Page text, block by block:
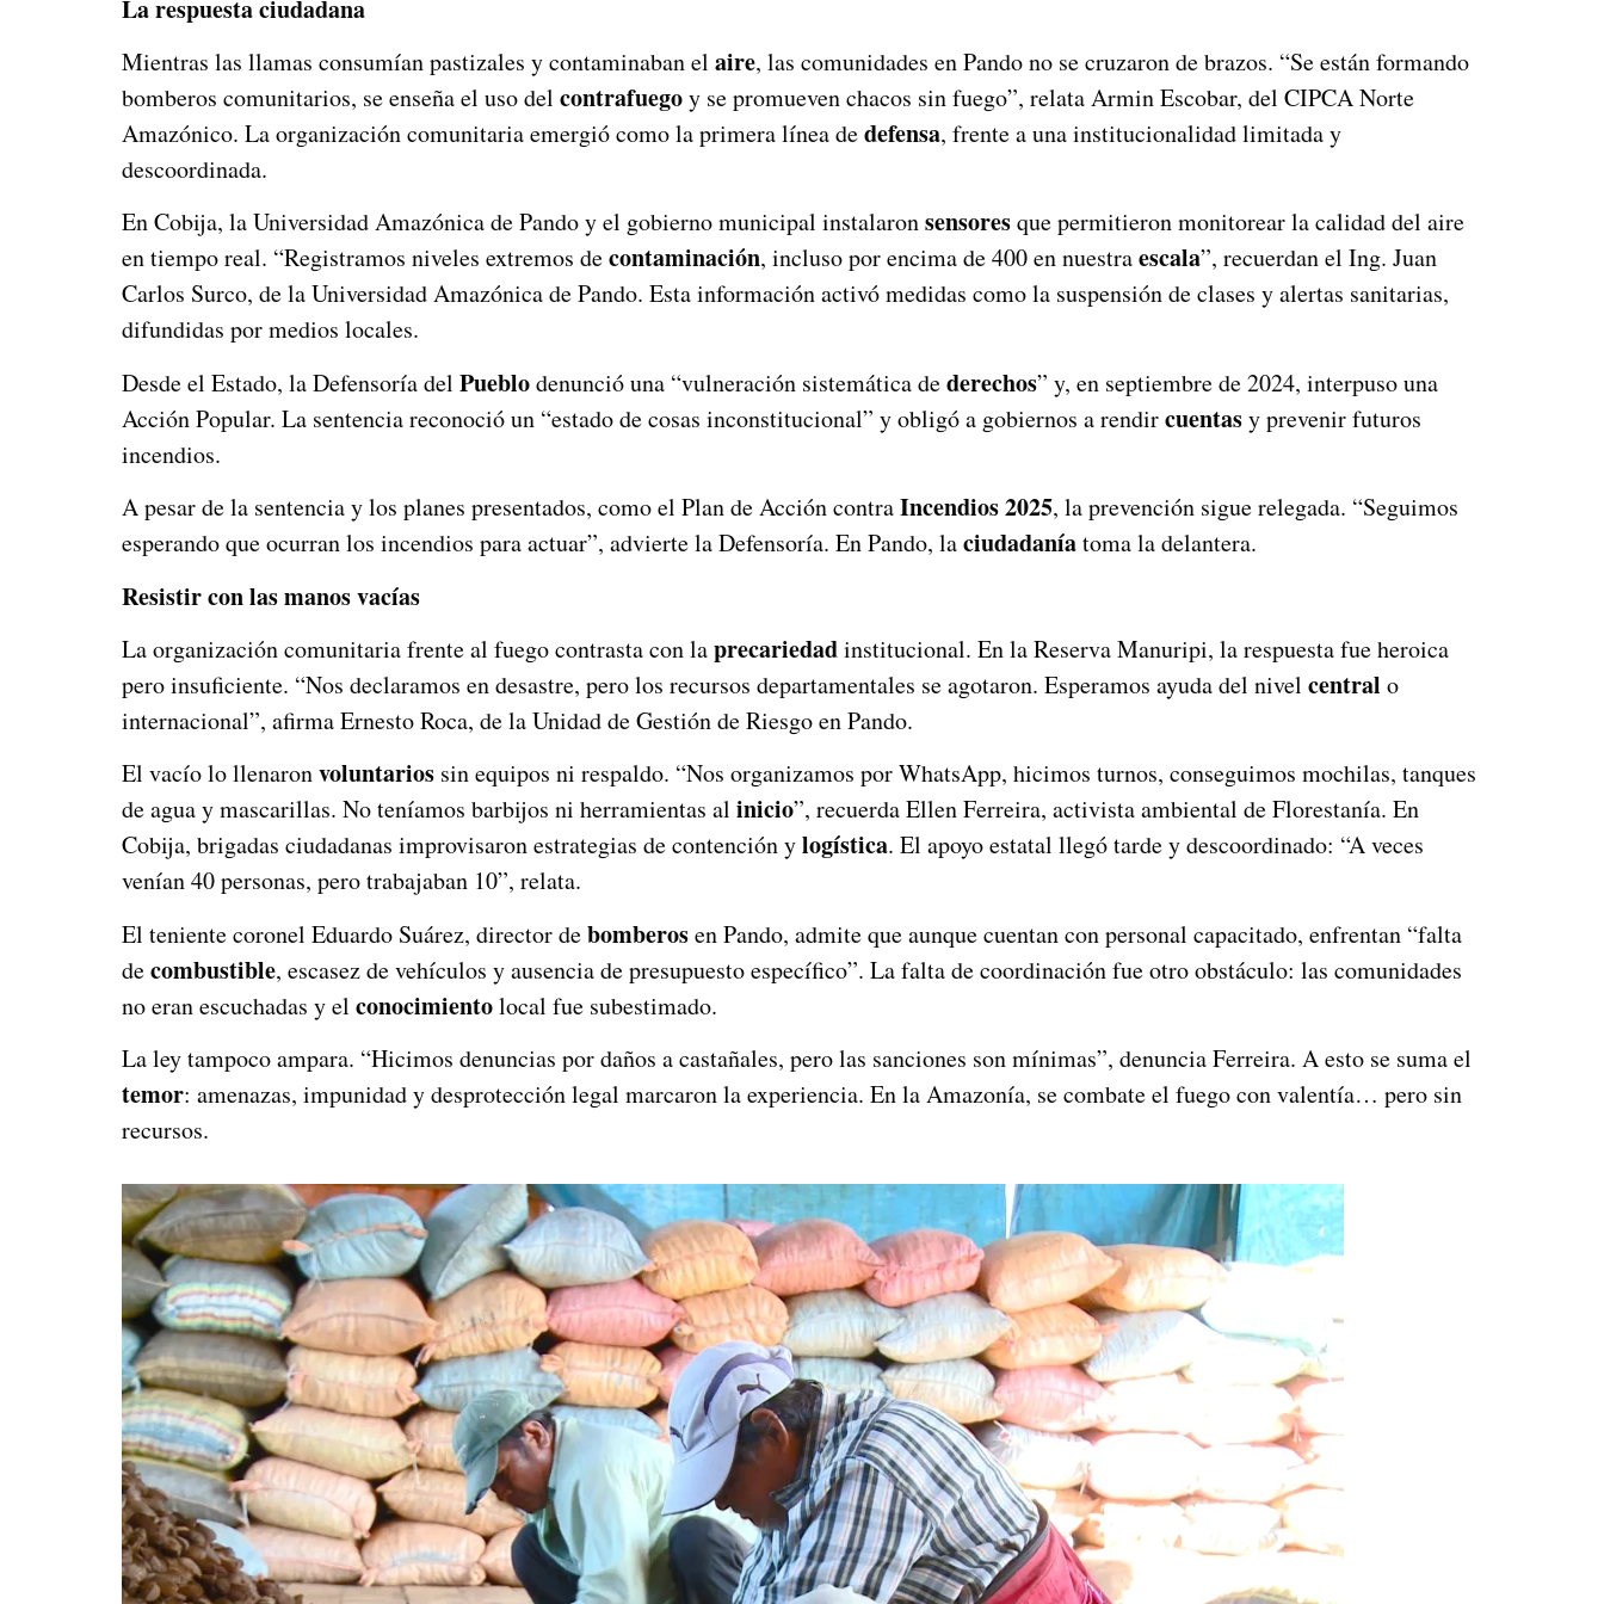
La respuesta ciudadana
Mientras las llamas consumían pastizales y contaminaban el aire, las comunidades en Pando no se cruzaron de brazos. “Se están formando
bomberos comunitarios, se enseña el uso del contrafuegoy se promueven chacos sin fuego”, relata Armin Escobar, del CIPCA Norte
Amazónico. La organización comunitaria emergió como la primera línea dedefensa, frente a una institucionalidad limitada y
descoordinada.
En Cobija, la Universidad Amazónica de Pando y el gobierno municipal instalaronsensoresque permitieron monitorear la calidad del aire
en tiempo real. “Registramos niveles extremos decontaminación, incluso por encima de 400 en nuestraescala”, recuerdan el Ing. Juan
Carlos Surco, de la Universidad Amazónica de Pando. Esta información activó medidas como la suspensión de clases y alertas sanitarias,
difundidas por medios locales.
Desde el Estado, la Defensoría del Pueblodenunció una “vulneración sistemática dederechos” y, en septiembre de 2024, interpuso una
Acción Popular. La sentencia reconoció un “estado de cosas inconstitucional” y obligó a gobiernos a rendircuentasy prevenir futuros
incendios.
A pesar de la sentencia y los planes presentados, como el Plan de Acción contraIncendios 2025, la prevención sigue relegada. “Seguimos
esperando que ocurran los incendios para actuar”, advierte la Defensoría. En Pando, laciudadaníatoma la delantera.
Resistir con las manos vacías
La organización comunitaria frente al fuego contrasta con laprecariedadinstitucional. En la Reserva Manuripi, la respuesta fue heroica
pero insuficiente. “Nos declaramos en desastre, pero los recursos departamentales se agotaron. Esperamos ayuda del nivel central o
internacional”, afirma Ernesto Roca, de la Unidad de Gestión de Riesgo en Pando.
El vacío lo llenaronvoluntarios sin equipos ni respaldo. “Nos organizamos por WhatsApp, hicimos turnos, conseguimos mochilas, tanques
de agua y mascarillas. No teníamos barbijos ni herramientas al inicio”, recuerda Ellen Ferreira, activista ambiental de Florestanía. En
Cobija, brigadas ciudadanas improvisaron estrategias de contención ylogística. El apoyo estatal llegó tarde y descoordinado: “A veces
venían 40 personas, pero trabajaban 10”, relata.
El teniente coronel Eduardo Suárez, director debomberosen Pando, admite que aunque cuentan con personal capacitado, enfrentan “falta
decombustible, escasez de vehículos y ausencia de presupuesto específico”. La falta de coordinación fue otro obstáculo: las comunidades
no eran escuchadas y el conocimientolocal fue subestimado.
La ley tampoco ampara. “Hicimos denuncias por daños a castañales, pero las sanciones son mínimas”, denuncia Ferreira. A esto se suma el
temor: amenazas, impunidad y desprotección legal marcaron la experiencia. En la Amazonía, se combate el fuego con valentía… pero sin
recursos.